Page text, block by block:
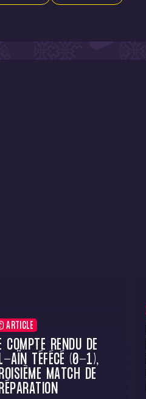
ARTICLE
COMPTE RENDU DE
AÏN TÉFÉCÉ (0-1),
MATCH DE